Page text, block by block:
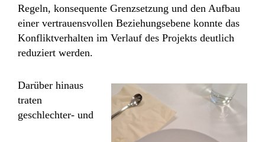
Regeln, konsequente Grenzsetzung und den Aufbau
einer vertrauensvollen Beziehungsebene konnte das
Konfliktverhalten im Verlauf des Projekts deutlich
reduziert werden.
Darüber hinaus
traten
geschlechter- und